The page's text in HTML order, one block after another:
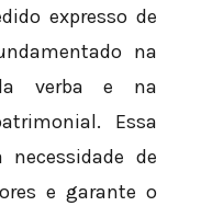
expresso de
na
verba e na
Essa
de
e garante o